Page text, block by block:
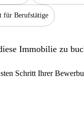
für Berufstätige
Immobilie zu
Schritt Ihrer